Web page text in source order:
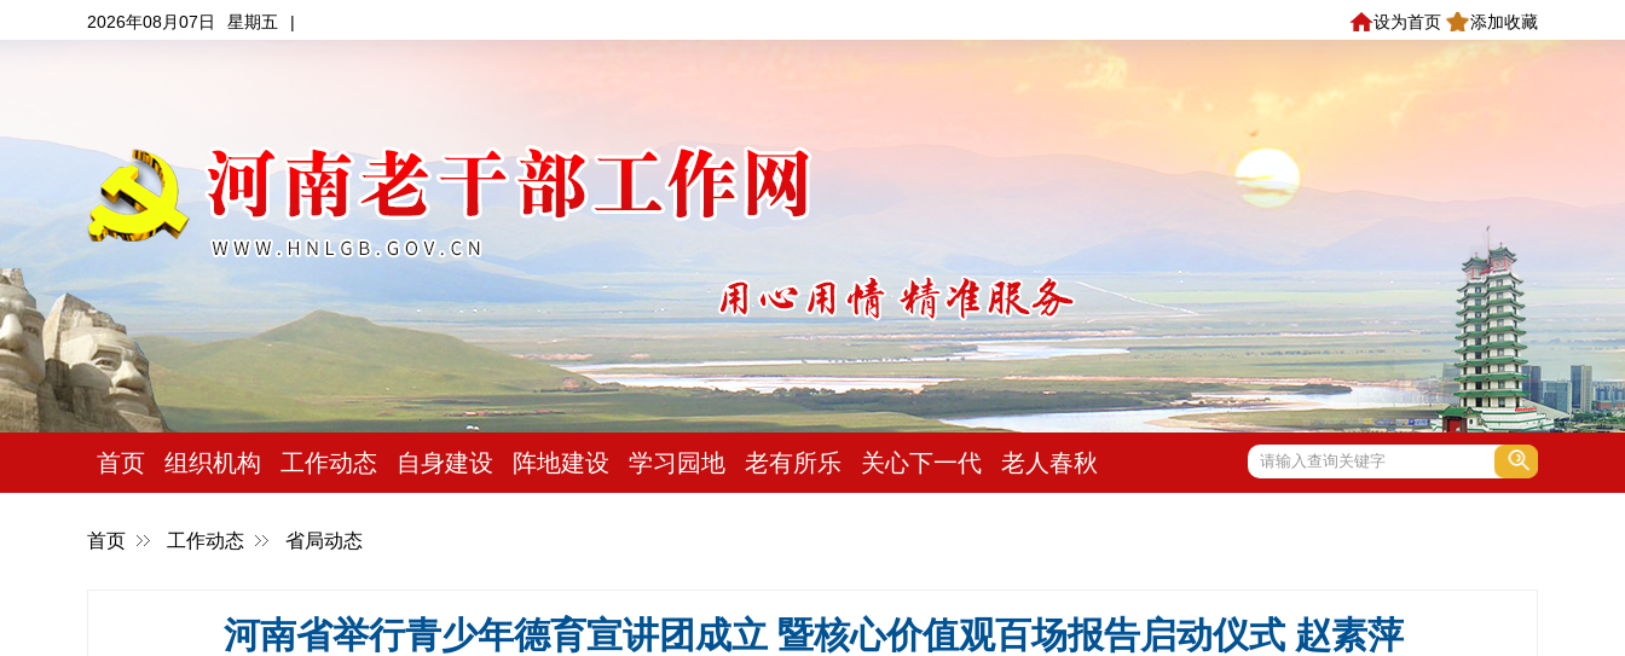
2026年08月07日 星期五 | 设为首页 添加收藏
首页 组织机构 工作动态 自身建设 阵地建设 学习园地 老有所乐 关心下一代 老人春秋
首页 工作动态 省局动态
河南省举行青少年德育宣讲团成立 暨核心价值观百场报告启动仪式 赵素萍